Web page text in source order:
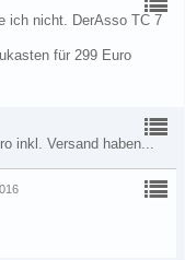
ich nicht. DerAsso TC 7
für 299 Euro
inkl. Versand haben...